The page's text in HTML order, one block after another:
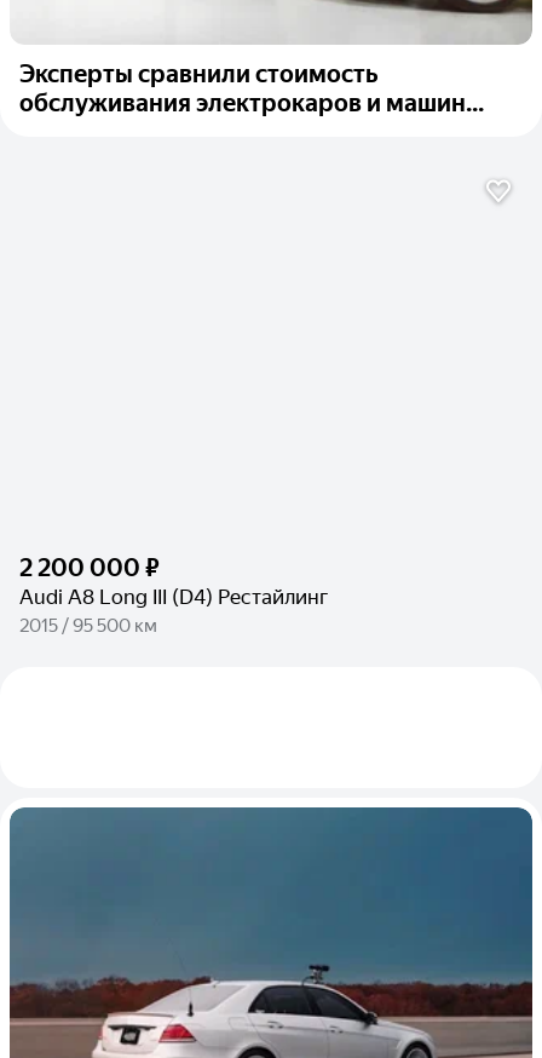
Эксперты сравнили стоимость
обслуживания электрокаров и машин...
2 200 000 ₽
Audi A8 Long III (D4) Рестайлинг
2015 / 95 500 км